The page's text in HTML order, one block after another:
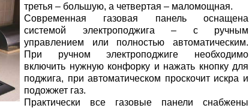
третья – большую, а четвертая – маломощная.
Современная газовая панель оснащена
системой электроподжига – с ручным
управлением или полностью автоматическим.
При ручном электроподжиге необходимо
включить нужную конфорку и нажать кнопку для
поджига, при автоматическом проскочит искра и
подожжет газ.
Практически все газовые панели снабжены